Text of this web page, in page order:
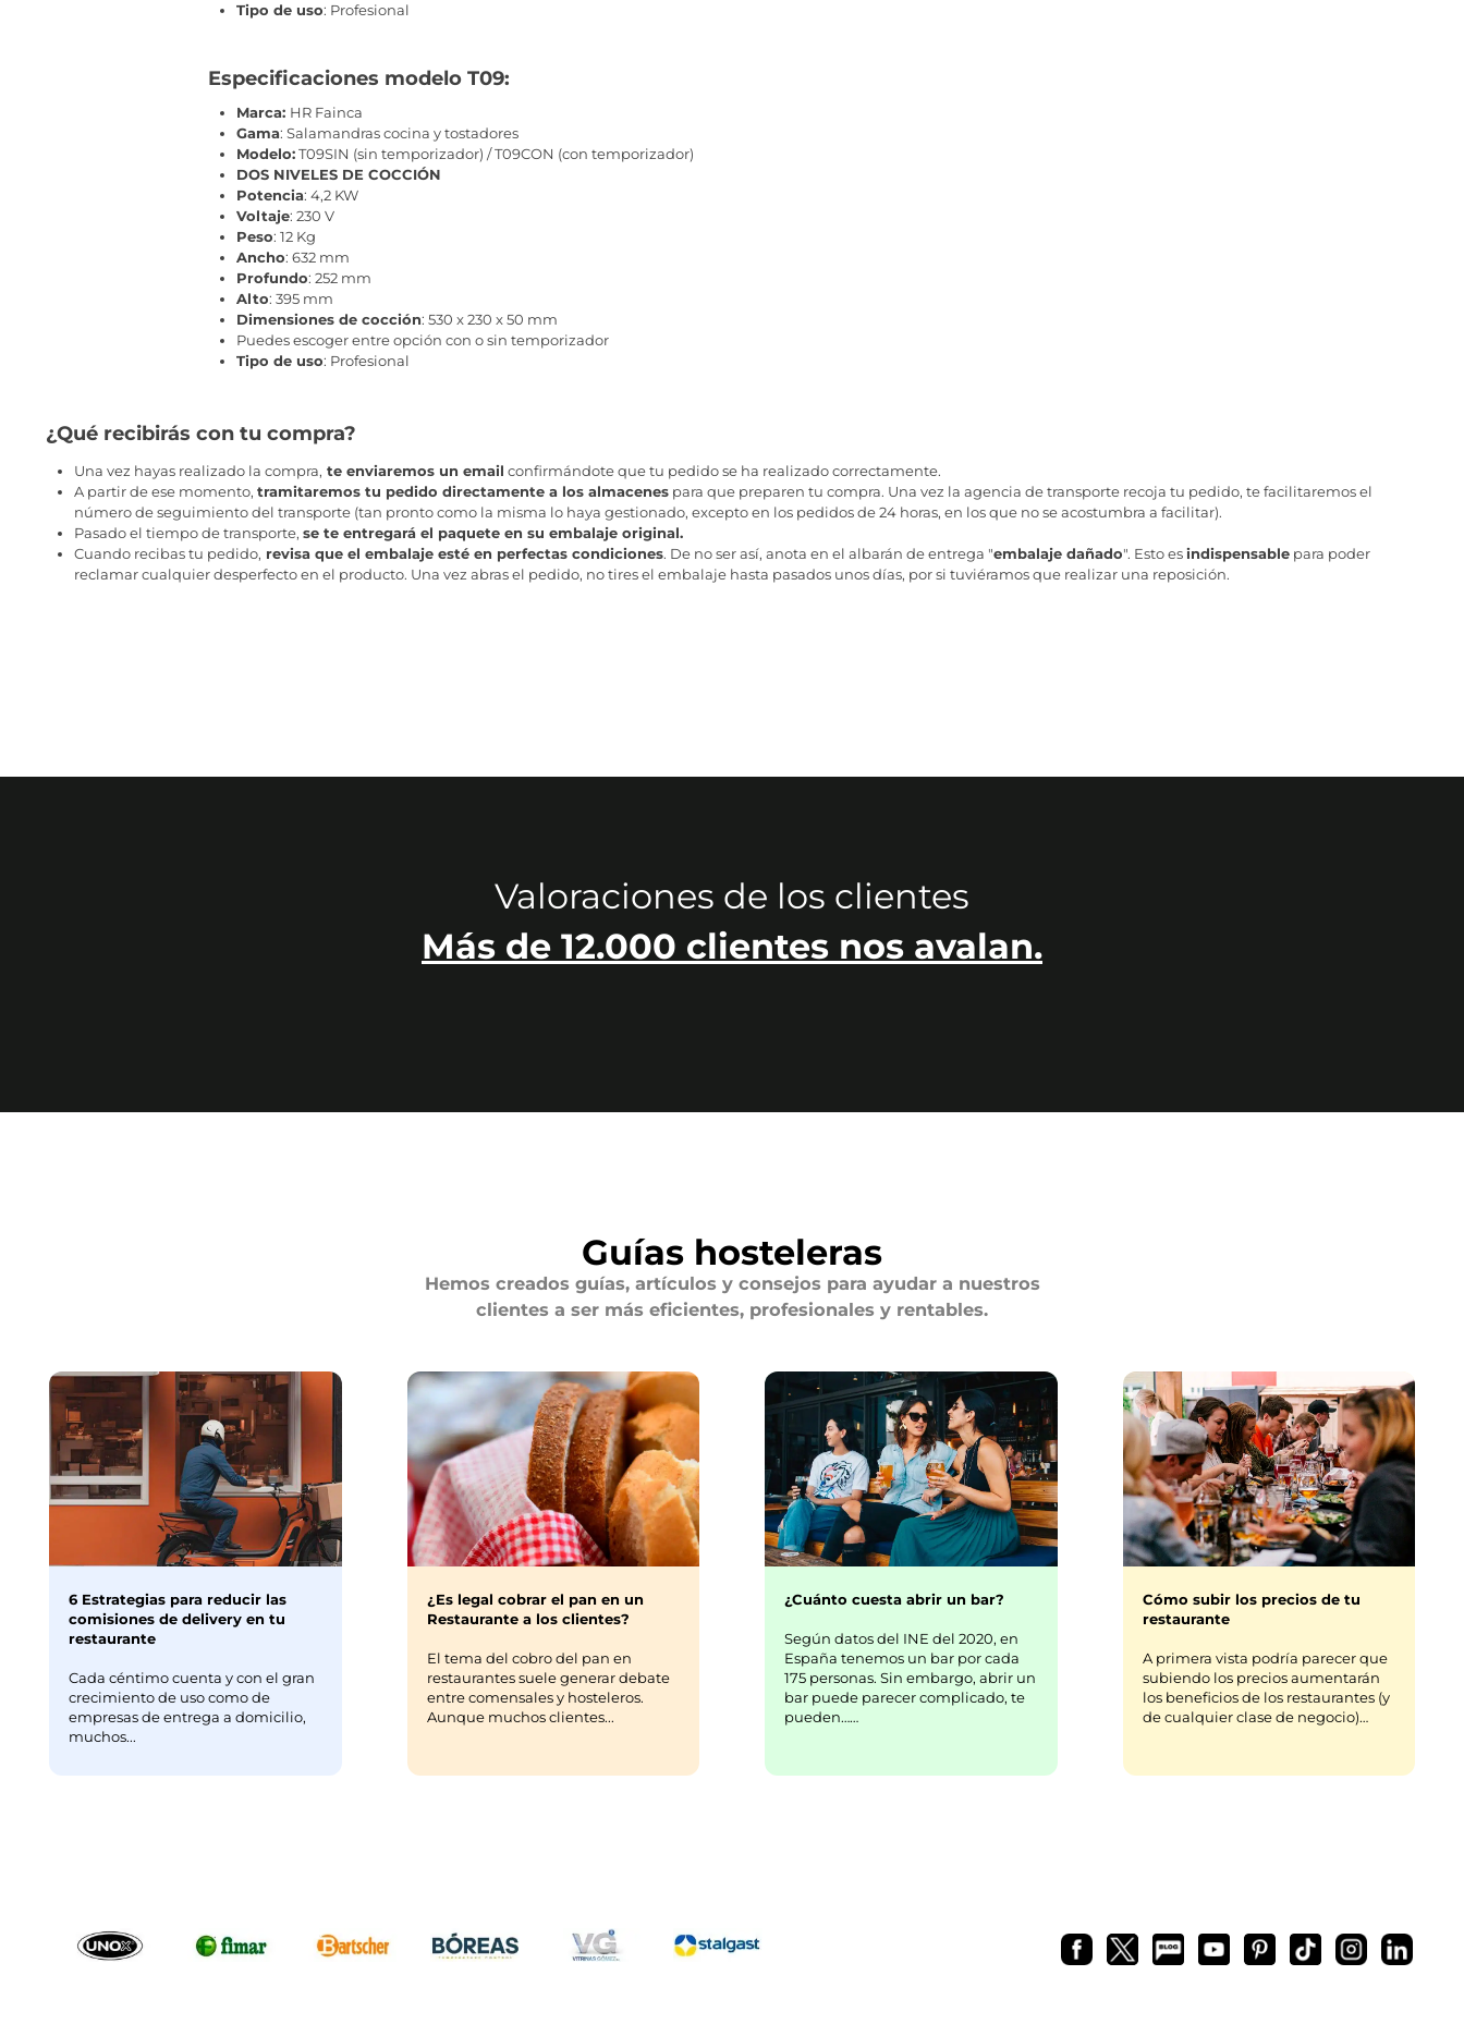
Tipo de uso: Profesional
Especificaciones modelo T09:
Marca: HR Fainca
Gama: Salamandras cocina y tostadores
Modelo:T09SIN (sin temporizador) / T09CON (con temporizador)
DOS NIVELES DE COCCIÓN
Potencia: 4,2 KW
Voltaje: 230 V
Peso: 12 Kg
Ancho: 632 mm
Profundo: 252 mm
Alto: 395 mm
Dimensiones de cocción: 530 x 230 x 50 mm
Puedes escoger entre opción con o sin temporizador
Tipo de uso: Profesional
¿Qué recibirás con tu compra?
Una vez hayas realizado la compra, te enviaremos un email confirmándote que tu pedido se ha realizado correctamente.
A partir de ese momento, tramitaremos tu pedido directamente a los almacenespara que preparen tu compra. Una vez la agencia de transporte recoja tu pedido, te facilitaremos el
número de seguimiento del transporte (tan pronto como la misma lo haya gestionado, excepto en los pedidos de 24 horas, en los que no se acostumbra a facilitar).
Pasado el tiempo de transporte, se te entregará el paquete en su embalaje original.
Cuando recibas tu pedido, revisa que el embalaje esté en perfectas condiciones. De no ser así, anota en el albarán de entrega "embalaje dañado". Esto esindispensablepara poder
reclamar cualquier desperfecto en el producto. Una vez abras el pedido, no tires el embalaje hasta pasados unos días, por si tuviéramos que realizar una reposición.
Valoraciones de los clientes
Más de 12.000 clientes nos avalan.
Guías hosteleras
Hemos creados guías, artículos y consejos para ayudar a nuestros
clientes a ser más eficientes, profesionales y rentables.
6 Estrategias para reducir las
comisiones de delivery en tu
restaurante
Cada céntimo cuenta y con el gran
crecimiento de uso como de
empresas de entrega a domicilio,
muchos...
¿Es legal cobrar el pan en un
Restaurante a los clientes?
El tema del cobro del pan en
restaurantes suele generar debate
entre comensales y hosteleros.
Aunque muchos clientes...
¿Cuánto cuesta abrir un bar?
Según datos del INE del 2020, en
España tenemos un bar por cada
175 personas. Sin embargo, abrir un
bar puede parecer complicado, te
pueden……
Cómo subir los precios de tu
restaurante
A primera vista podría parecer que
subiendo los precios aumentarán
los beneficios de los restaurantes (y
de cualquier clase de negocio)…